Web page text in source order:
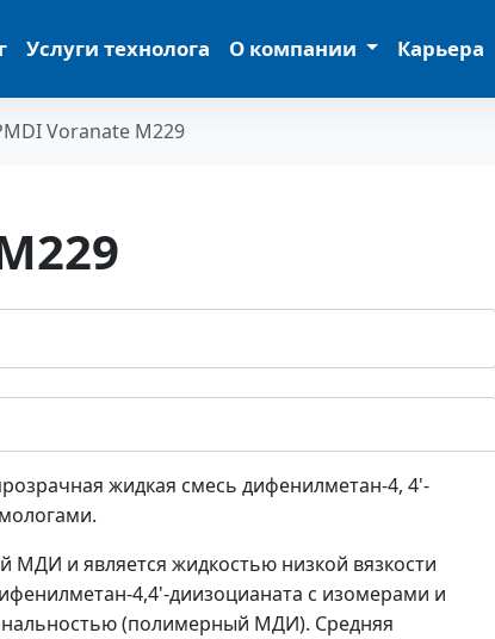
Услуги технолога О компании Карьера
Voranate M229
жидкая смесь дифенилметан-4, 4'-
МДИ и является жидкостью низкой вязкости
4,4'-диизоцианата с изомерами и
(полимерный МДИ). Средняя